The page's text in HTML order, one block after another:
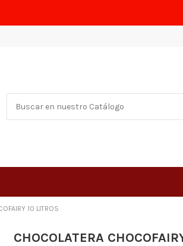
10 LITROS
CHOCOLATERA